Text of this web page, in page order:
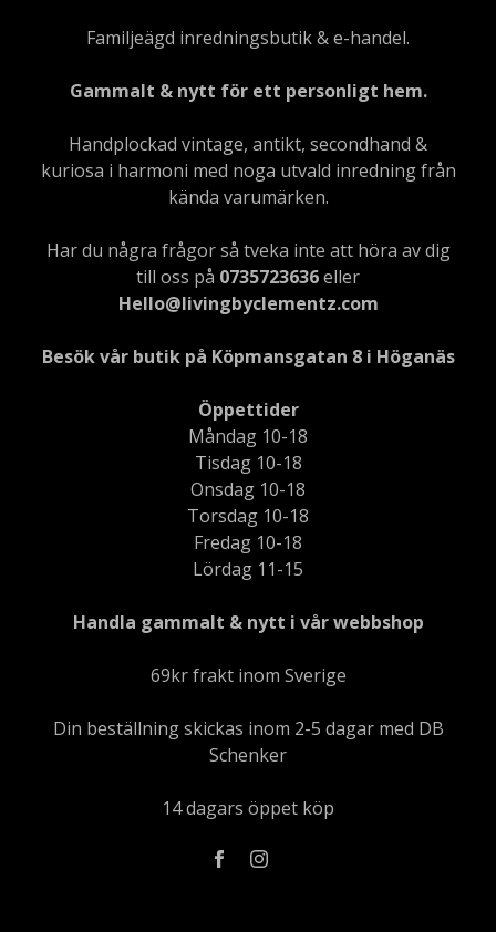
Familjeägd inredningsbutik & e-handel.
Gammalt & nytt för ett personligt hem.
Handplockad vintage, antikt, secondhand &
kuriosa i harmoni med noga utvald inredning från
kända varumärken.
Har du några frågor så tveka inte att höra av dig
till oss på 0735723636eller
Hello@livingbyclementz.com
Besök vår butik på Köpmansgatan 8 i Höganäs
Öppettider
Måndag 10-18
Tisdag 10-18
Onsdag 10-18
Torsdag 10-18
Fredag 10-18
Lördag 11-15
Handla gammalt & nytt i vår webbshop
69kr frakt inom Sverige
Din beställning skickas inom 2-5 dagar med DB
Schenker
14 dagars öppet köp